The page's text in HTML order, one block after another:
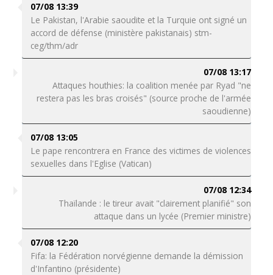
07/08 13:39
Le Pakistan, l'Arabie saoudite et la Turquie ont signé un
accord de défense (ministère pakistanais) stm-
ceg/thm/adr
07/08 13:17
Attaques houthies: la coalition menée par Ryad "ne
restera pas les bras croisés" (source proche de l'armée
saoudienne)
07/08 13:05
Le pape rencontrera en France des victimes de violences
sexuelles dans l'Eglise (Vatican)
07/08 12:34
Thaïlande : le tireur avait "clairement planifié" son
attaque dans un lycée (Premier ministre)
07/08 12:20
Fifa: la Fédération norvégienne demande la démission
d'Infantino (présidente)